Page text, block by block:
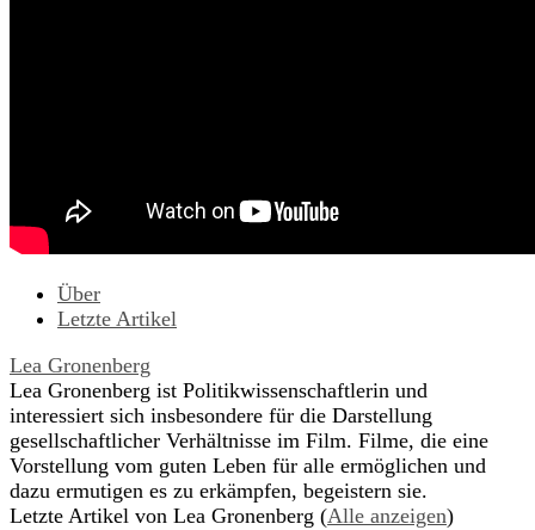
Über
Letzte Artikel
Lea Gronenberg
Lea Gronenberg ist Politikwissenschaftlerin und
interessiert sich insbesondere für die Darstellung
gesellschaftlicher Verhältnisse im Film. Filme, die eine
Vorstellung vom guten Leben für alle ermöglichen und
dazu ermutigen es zu erkämpfen, begeistern sie.
Letzte Artikel von Lea Gronenberg (Alle anzeigen)